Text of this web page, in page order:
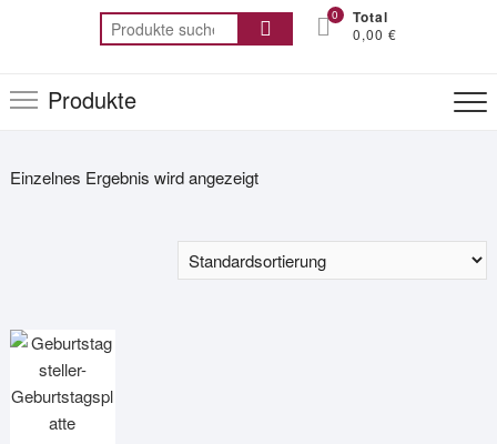
Suchen
nach:
0 Total
0,00 €
Produkte
Einzelnes Ergebnis wird angezeigt